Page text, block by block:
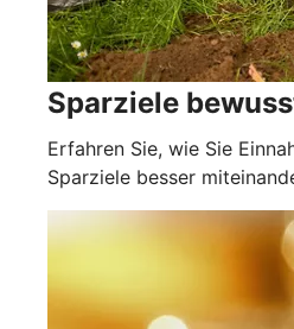
Sparziele
Erfahren Sie, wie Sie
Sparziele besser